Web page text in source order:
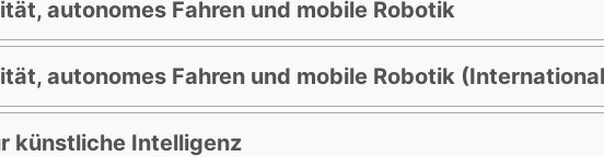
autonomes Fahren und mobile Robotik
autonomes Fahren und mobile Robotik
künstliche Intelligenz